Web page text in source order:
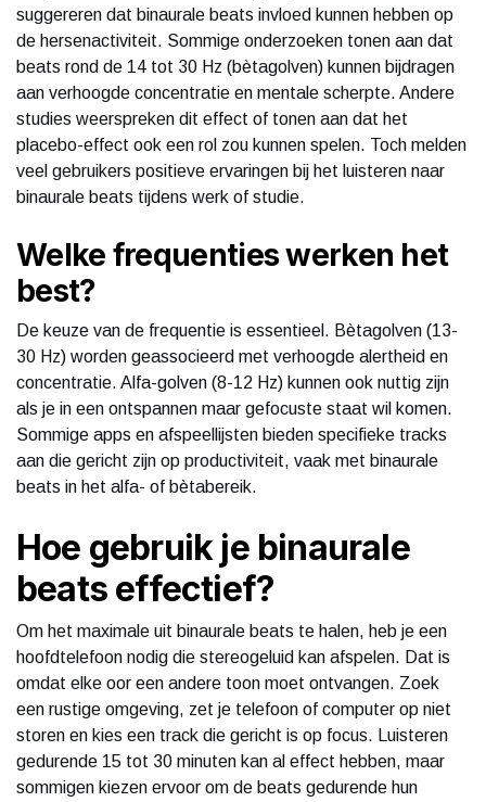
suggereren dat binaurale beats invloed kunnen hebben op
de hersenactiviteit. Sommige onderzoeken tonen aan dat
beats rond de 14 tot 30 Hz (bètagolven) kunnen bijdragen
aan verhoogde concentratie en mentale scherpte. Andere
studies weerspreken dit effect of tonen aan dat het
placebo-effect ook een rol zou kunnen spelen. Toch melden
veel gebruikers positieve ervaringen bij het luisteren naar
binaurale beats tijdens werk of studie.
Welke frequenties werken het
best?
De keuze van de frequentie is essentieel. Bètagolven (13-
30 Hz) worden geassocieerd met verhoogde alertheid en
concentratie. Alfa-golven (8-12 Hz) kunnen ook nuttig zijn
als je in een ontspannen maar gefocuste staat wil komen.
Sommige apps en afspeellijsten bieden specifieke tracks
aan die gericht zijn op productiviteit, vaak met binaurale
beats in het alfa- of bètabereik.
Hoe gebruik je binaurale
beats effectief?
Om het maximale uit binaurale beats te halen, heb je een
hoofdtelefoon nodig die stereogeluid kan afspelen. Dat is
omdat elke oor een andere toon moet ontvangen. Zoek
een rustige omgeving, zet je telefoon of computer op niet
storen en kies een track die gericht is op focus. Luisteren
gedurende 15 tot 30 minuten kan al effect hebben, maar
sommigen kiezen ervoor om de beats gedurende hun